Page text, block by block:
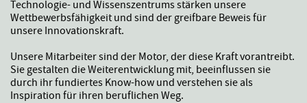
Technologie- und Wissenszentrums stärken unsere
Wettbewerbsfähigkeit und sind der greifbare Beweis für
unsere Innovationskraft.
Unsere Mitarbeiter sind der Motor, der diese Kraft vorantreibt.
Sie gestalten die Weiterentwicklung mit, beeinflussen sie
durch ihr fundiertes Know-how und verstehen sie als
Inspiration für ihren beruflichen Weg.